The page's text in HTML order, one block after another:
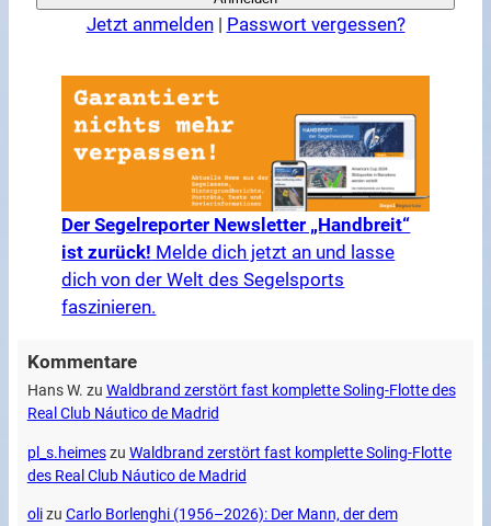
Jetzt anmelden| Passwort vergessen?
Der Segelreporter Newsletter „Handbreit“
ist zurück! Melde dich jetzt an und lasse
dich von der Welt des Segelsports
faszinieren.
Kommentare
Hans W. zu Waldbrand zerstört fast komplette Soling-Flotte des
Real Club Náutico de Madrid
pl_s.heimeszu Waldbrand zerstört fast komplette Soling-Flotte
des Real Club Náutico de Madrid
olizu Carlo Borlenghi (1956–2026): Der Mann, der dem